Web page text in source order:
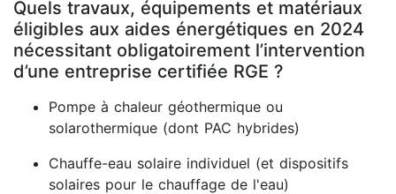
Quels travaux, équipements et matériaux
éligibles aux aides énergétiques en 2024
nécessitant obligatoirement l’intervention
d’une entreprise certifiée RGE ?
Pompe à chaleur géothermique ou
solarothermique (dont PAC hybrides)
Chauffe-eau solaire individuel (et dispositifs
solaires pour le chauffage de l'eau)